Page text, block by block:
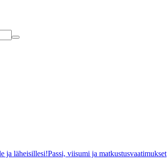
ja läheisillesi!Passi, viisumi ja matkustusvaatimukset